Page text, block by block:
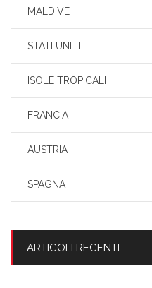
MALDIVE
STATI UNITI
ISOLE TROPICALI
FRANCIA
AUSTRIA
SPAGNA
ARTICOLI RECENTI